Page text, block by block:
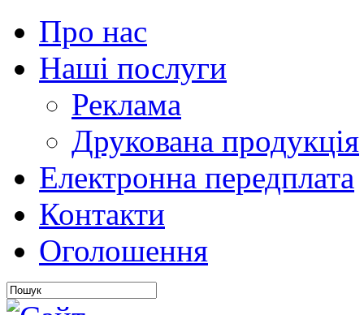
Про нас
Наші послуги
Реклама
Друкована продукція
Електронна передплата
Контакти
Оголошення